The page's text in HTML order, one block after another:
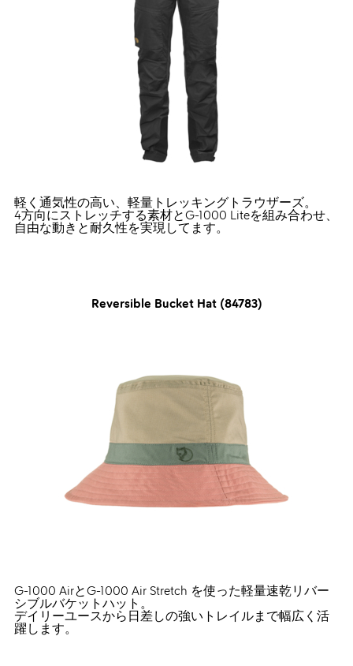
軽く通気性の高い、軽量トレッキングトラウザーズ。
4方向にストレッチする素材とG-1000 Liteを組み合わせ、
自由な動きと耐久性を実現してます。
Reversible Bucket Hat (84783)
G-1000 AirとG-1000 Air Stretch を使った軽量速乾リバー
シブルバケットハット。
デイリーユースから日差しの強いトレイルまで幅広く活
躍します。